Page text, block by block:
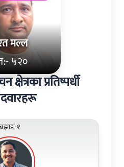
मल्ल
५२०
प्रतिष्पर्धी
बझाङ-१